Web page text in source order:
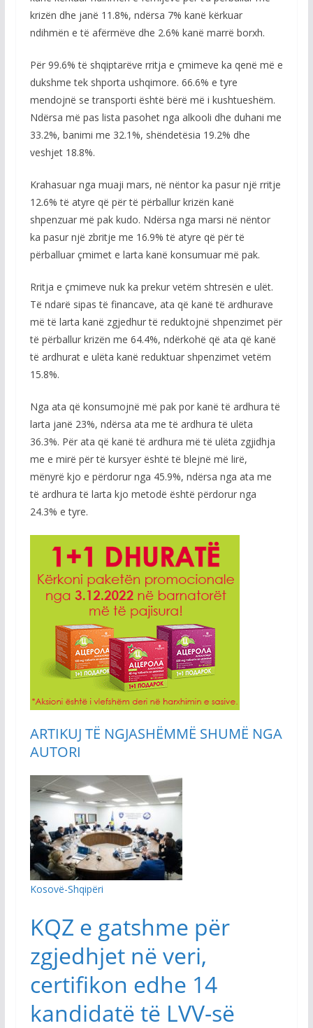
krizën dhe janë 11.8%, ndërsa 7% kanë kërkuar
ndihmën e të afërmëve dhe 2.6% kanë marrë borxh.
Për 99.6% të shqiptarëve rritja e çmimeve ka qenë më e
dukshme tek shporta ushqimore. 66.6% e tyre
mendojnë se transporti është bërë më i kushtueshëm.
Ndërsa më pas lista pasohet nga alkooli dhe duhani me
33.2%, banimi me 32.1%, shëndetësia 19.2% dhe
veshjet 18.8%.
Krahasuar nga muaji mars, në nëntor ka pasur një rritje
12.6% të atyre që për të përballur krizën kanë
shpenzuar më pak kudo. Ndërsa nga marsi në nëntor
ka pasur një zbritje me 16.9% të atyre që për të
përballuar çmimet e larta kanë konsumuar më pak.
Rritja e çmimeve nuk ka prekur vetëm shtresën e ulët.
Të ndarë sipas të financave, ata që kanë të ardhurave
më të larta kanë zgjedhur të reduktojnë shpenzimet për
të përballur krizën me 64.4%, ndërkohë që ata që kanë
të ardhurat e ulëta kanë reduktuar shpenzimet vetëm
15.8%.
Nga ata që konsumojnë më pak por kanë të ardhura të
larta janë 23%, ndërsa ata me të ardhura të ulëta
36.3%. Për ata që kanë të ardhura më të ulëta zgjidhja
me e mirë për të kursyer është të blejnë më lirë,
mënyrë kjo e përdorur nga 45.9%, ndërsa nga ata me
të ardhura të larta kjo metodë është përdorur nga
24.3% e tyre.
ARTIKUJ TË NGJASHËMMË SHUMË NGA
AUTORI
Kosovë-Shqipëri
KQZ e gatshme për
zgjedhjet në veri,
certifikon edhe 14
kandidatë të LVV-së